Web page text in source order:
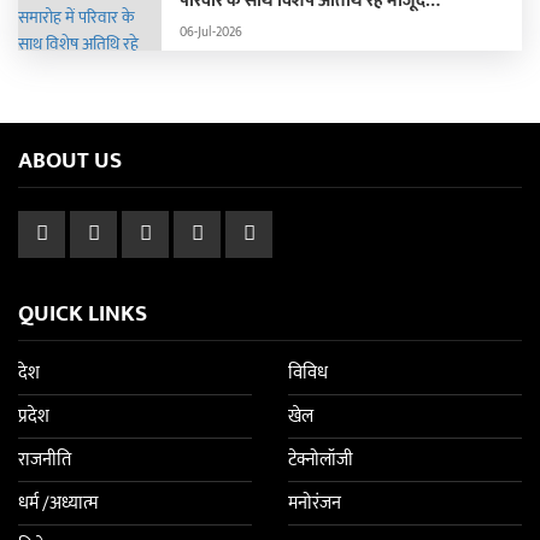
06-Jul-2026
ABOUT US
QUICK LINKS
देश
प्रदेश
राजनीति
धर्म /अध्यात्म
विविध
खेल
टेक्नोलॉजी
मनोरंजन